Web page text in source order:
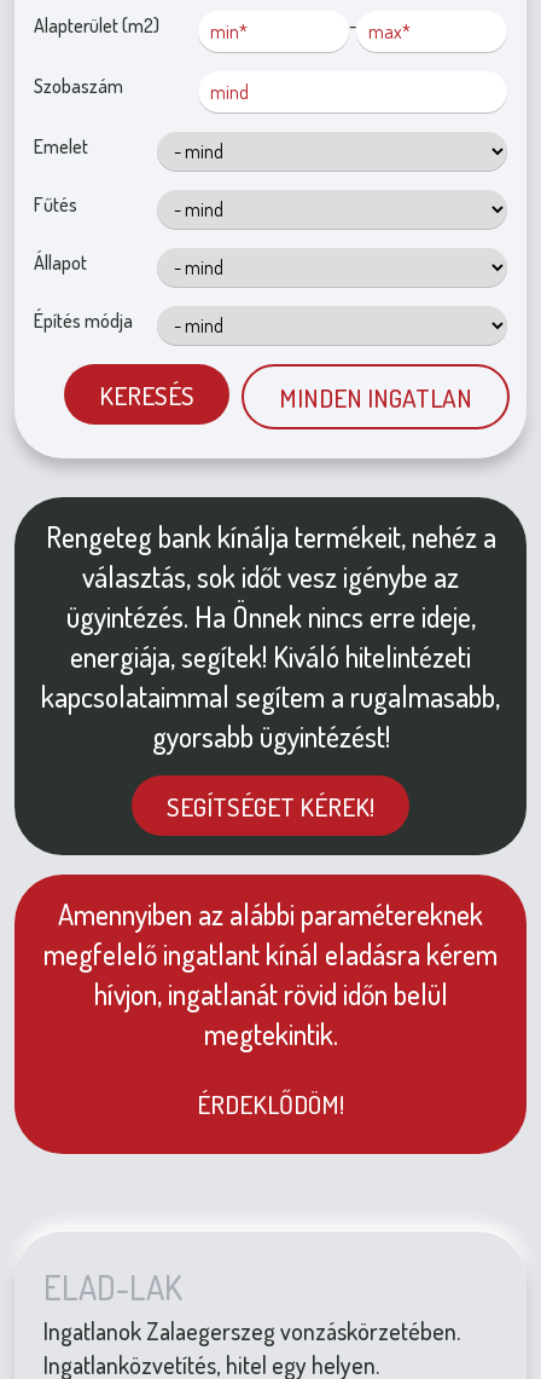
Alapterület (m2) -
Szobaszám
Emelet
Fűtés
Állapot
Építés módja
KERESÉS MINDEN INGATLAN
Rengeteg bank kínálja termékeit, nehéz a
választás, sok időt vesz igénybe az
ügyintézés. Ha Önnek nincs erre ideje,
energiája, segítek! Kiváló hitelintézeti
kapcsolataimmal segítem a rugalmasabb,
gyorsabb ügyintézést!
SEGÍTSÉGET KÉREK!
Amennyiben az alábbi paramétereknek
megfelelő ingatlant kínál eladásra kérem
hívjon, ingatlanát rövid időn belül
megtekintik.
ÉRDEKLŐDÖM!
ELAD-LAK
Ingatlanok Zalaegerszeg vonzáskörzetében.
Ingatlanközvetítés, hitel egy helyen.